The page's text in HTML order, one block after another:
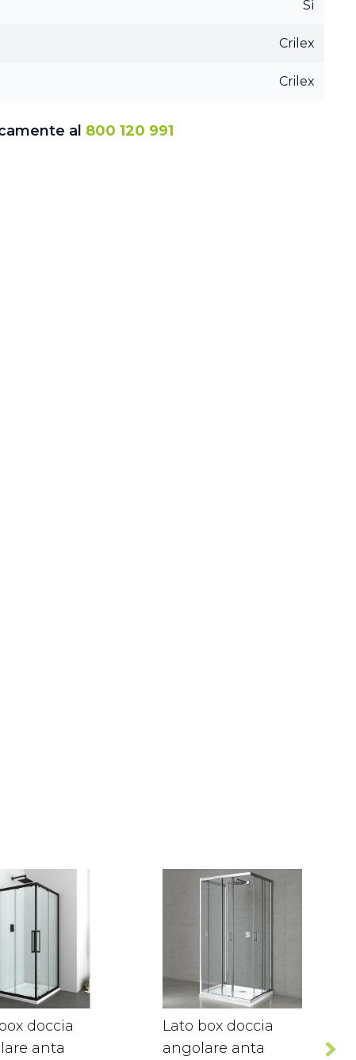
Sì
Crilex
Crilex
al 800 120 991
doccia
anta
Lato box doccia
angolare anta